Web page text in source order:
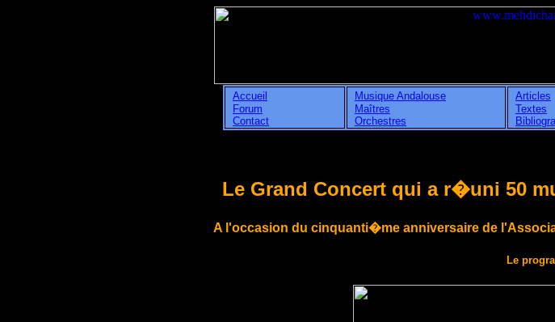
Accueil
Forum
Contact
Musique Andalouse
Maîtres
Orchestres
Articles
Textes
Le Grand Concert qui a r�uni 50
A l'occasion du cinquanti�me anniversaire de
Le